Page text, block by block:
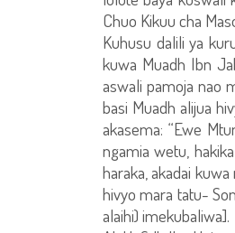
Chuo Kikuu cha
Kuhusu dalili ya
kuwa Muadh Ibn
aswali pamoja nao
basi Muadh alijua
akasema: “Ewe
ngamia wetu,
haraka, akadai
hivyo mara tatu-
alaihi) imekubaliwa].